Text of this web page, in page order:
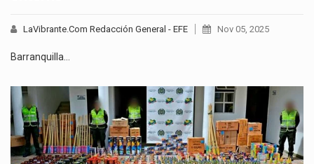
LaVibrante.Com Redacción General - EFE Nov 05, 2025
Barranquilla…